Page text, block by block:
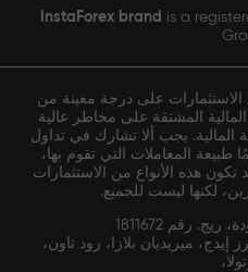
InstaForex brand is a
على درجة معينة من
المشتقة على مخاطر عالية
المالية. يجب ألا تشارك في تداول
طبيعة المعاملات التي تقوم بها،
هذه الأنواع من الاستثمارات
لكنها ليست للجميع.
رقم 1811672
إيدج، ميريديان بلازا، رود تاون،